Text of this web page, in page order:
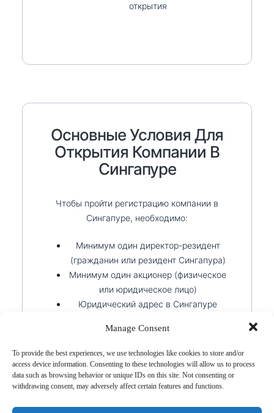
Manage Consent
To provide the best experiences, we use technologies like cookies to store and/or
access device information. Consenting to these technologies will allow us to process
data such as browsing behavior or unique IDs on this site. Not consenting or
withdrawing consent, may adversely affect certain features and functions.
открытия
Основные Условия Для
Открытия Компании В
Сингапуре
Чтобы пройти регистрацию компании в
Сингапуре, необходимо:
Минимум один директор-резидент
(гражданин или резидент Сингапура)
Минимум один акционер (физическое
или юридическое лицо)
Юридический адрес в Сингапуре
течение 6 месяцев после
регистрации)
Уставной капитал от 1 SGD
Компания Swiss Global Corporate Services
предоставляет все необходимые ресурсы